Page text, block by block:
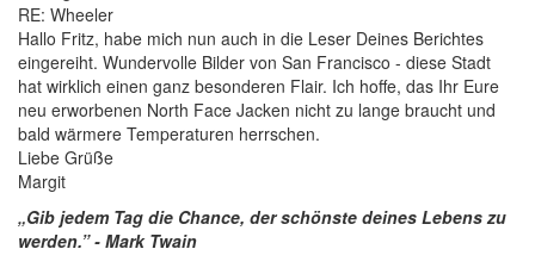
RE: Wheeler
Hallo Fritz, habe mich nun auch in die Leser Deines Berichtes
eingereiht. Wundervolle Bilder von San Francisco - diese Stadt
hat wirklich einen ganz besonderen Flair. Ich hoffe, das Ihr Eure
neu erworbenen North Face Jacken nicht zu lange braucht und
bald wärmere Temperaturen herrschen.
Liebe Grüße
Margit
„Gib jedem Tag die Chance, der schönste deines Lebens zu
werden.” - Mark Twain